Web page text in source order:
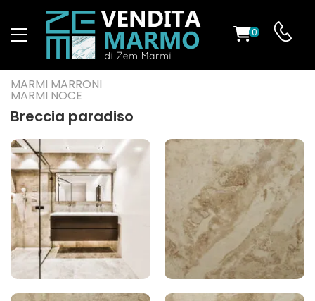
0
MARMI MARRONI
MARMI NOCE
Breccia paradiso